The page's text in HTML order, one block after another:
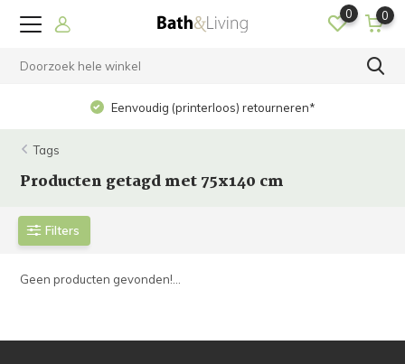
0 0
Eenvoudig (printerloos) retourneren*
Tags
Producten getagd met 75x140 cm
Filters
Geen producten gevonden!...